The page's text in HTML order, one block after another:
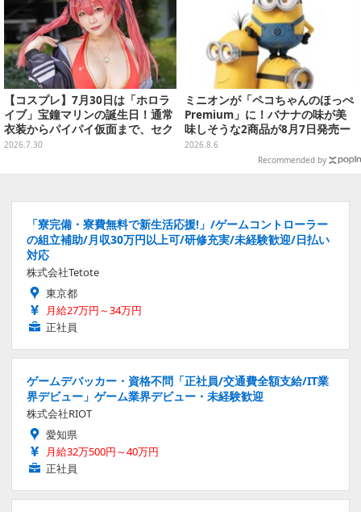
【コスプレ】7月30日は「ホロラ
イブ」宝鐘マリンの誕生日！通常
衣装からパイパイ仮面まで、セク
シーで可愛い美女レイヤーまとめ
2026.7.30
ミニオンが「ペコちゃんのほっぺ
Premium」に！バナナの味が美
味しそうな2商品が8月7日発売ー
可愛いパッケージも必見
2026.8.6
Recommended by
「寮完備・寮費無料で新生活応援!」/ゲームコントローラー
の組立補助/月収30万円以上可/研修充実/未経験歓迎/日払い
対応
株式会社Tetote
東京都
月給27万円～34万円
正社員
ゲームデバッカー・資格不問「正社員/交通費全額支給/IT業
界デビュー」ゲーム業界デビュー・未経験歓迎
株式会社RIOT
愛知県
月給32万500円～40万円
正社員